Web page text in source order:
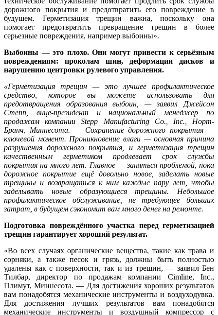
дорожного покрытия и предотвратить его повреждение в
будущем. Герметизация трещин важна, поскольку она
помогает предотвратить превращение трещин в более
серьезные повреждения, например выбоины».
Выбоины — это плохо. Они могут привести к серьёзным
повреждениям: проколам шин, деформации дисков и
нарушению центровки рулевого управления.
«Герметизация трещин — это лучшее профилактическое
средство, которое вы можете использовать для
предотвращения образования выбоин, — заявил Джейсон
Степп, вице-президент и национальный менеджер по
продажам компании Stepp Manufacturing Co., Inc., Норт-
Бранч, Миннесота. — Сохранение дорожного покрытия —
ключевой момент. Проникновение влаги — основная причина
разрушения дорожного покрытия, и герметизация трещин
качественным герметиком продлевает срок службы
покрытия на много лет. Главное — заняться проблемой, пока
дорожное покрытие ещё довольно новое, заделать новые
трещины и возвращаться к ним каждые пару лет, чтобы
заделывать новые образующиеся трещины. Небольшое
профилактическое обслуживание, не требующее больших
затрат, в будущем сэкономит вам много денег на ремонте.
Подготовка повреждённого участка перед герметизацией
трещин гарантирует хороший результат.
«Во всех случаях органические вещества, такие как трава и
сорняки, а также песок и грязь, должны быть полностью
удалены как с поверхности, так и из трещин, — заявил Бен
Тилбар, директор по продажам компании Cimline, Inc.,
Плимут, Миннесота. — Для достижения хороших результатов
вам понадобятся механические инструменты и воздуходувка.
Для достижения лучших результатов вам понадобятся
механические инструменты и воздушный компрессор с